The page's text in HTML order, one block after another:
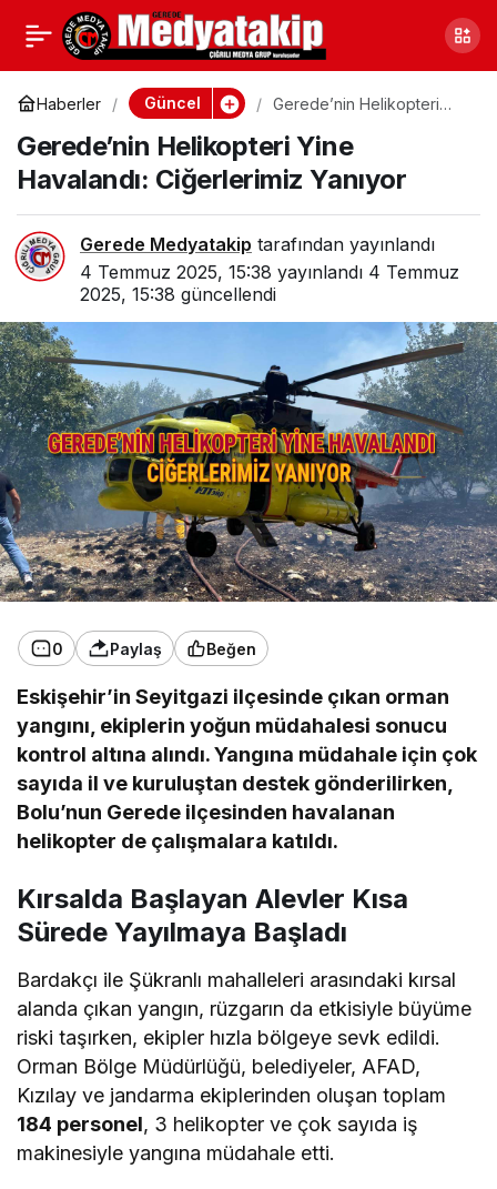
Haberler Güncel
Gerede’nin Helikopteri
Ciğerlerimiz Yanıyor
Gerede’nin Helikopteri Yine
Havalandı: Ciğerlerimiz Yanıyor
Gerede Medyatakip tarafından yayınlandı
4 Temmuz 2025, 15:38 yayınlandı 4 Temmuz
2025, 15:38 güncellendi
0 Paylaş Beğen
Eskişehir’in Seyitgazi ilçesinde çıkan orman
yangını, ekiplerin yoğun müdahalesi sonucu
kontrol altına alındı. Yangına müdahale için çok
sayıda il ve kuruluştan destek gönderilirken,
Bolu’nun Gerede ilçesinden havalanan
helikopter de çalışmalara katıldı.
Kırsalda Başlayan Alevler Kısa
Sürede Yayılmaya Başladı
Bardakçı ile Şükranlı mahalleleri arasındaki kırsal
alanda çıkan yangın, rüzgarın da etkisiyle büyüme
riski taşırken, ekipler hızla bölgeye sevk edildi.
Orman Bölge Müdürlüğü, belediyeler, AFAD,
Kızılay ve jandarma ekiplerinden oluşan toplam
184 personel, 3 helikopter ve çok sayıda iş
makinesiyle yangına müdahale etti.
Özgür Özel ve Ümit
Özdağ Bolu’ya Geliyor
Paylaş